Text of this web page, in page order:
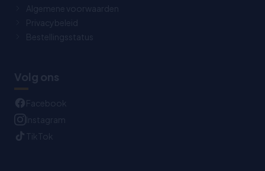
Algemene voorwaarden
Privacybeleid
Bestellingsstatus
Volg ons
Facebook
Instagram
TikTok